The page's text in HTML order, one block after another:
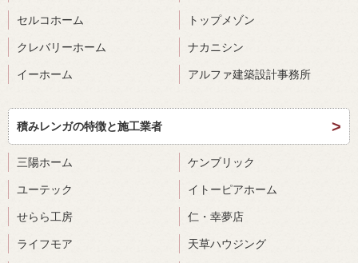
セルコホーム トップメゾン
クレバリーホーム ナカニシン
イーホーム アルファ建築設計事務所
積みレンガの特徴と施工業者
三陽ホーム ケンブリック
ユーテック イトーピアホーム
せらら工房 仁・幸夢店
ライフモア 天草ハウジング